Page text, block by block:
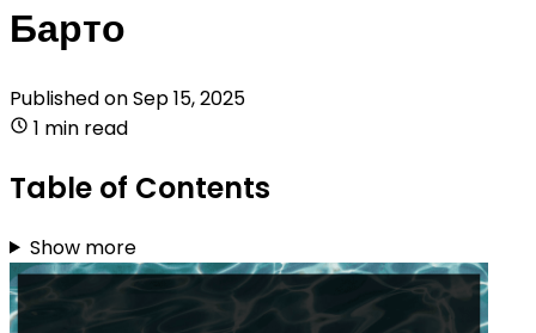
Барто
Published onSep 15, 2025
1 min read
Table of Contents
Show more